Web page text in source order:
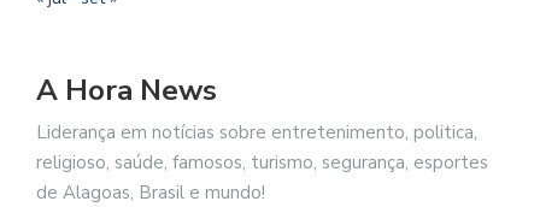
A Hora News
Liderança em notícias sobre entretenimento, politica,
religioso, saúde, famosos, turismo, segurança, esportes
de Alagoas, Brasil e mundo!